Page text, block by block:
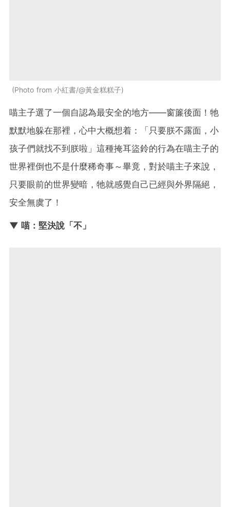
Photo from 小紅書/@黃金糕糕子
喵主子選了一個自認為最安全的地方——窗簾後面！牠
默默地躲在那裡，心中大概想着：「只要朕不露面，小
孩子們就找不到朕啦」這種掩耳盜鈴的行為在喵主子的
世界裡倒也不是什麼稀奇事～畢竟，對於喵主子來說，
只要眼前的世界變暗，牠就感覺自己已經與外界隔絕，
安全無虞了！
▼ 喵：堅決說「不」